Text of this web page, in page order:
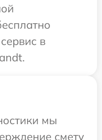
в
мы
смету